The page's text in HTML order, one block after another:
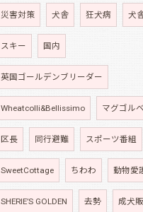
災害対策 犬舎 狂犬病 犬
スキー 国内
英国ゴールデンブリーダー
Wheatcolli&Bellissimo マグゴル
区長 同行避難 スポーツ番組
SweetCottage ちわわ 動物愛
SHERIE’S GOLDEN 去勢 成犬